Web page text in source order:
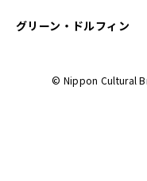
2021年04
グリーン・ドルフィン
© Nippon Cultural